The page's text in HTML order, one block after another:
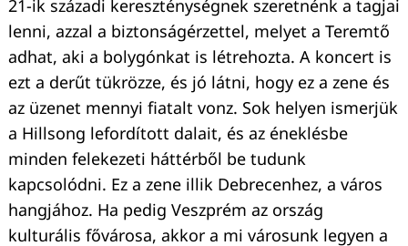
21-ik századi kereszténységnek szeretnénk a tagjai
lenni, azzal a biztonságérzettel, melyet a Teremtő
adhat, aki a bolygónkat is létrehozta. A koncert is
ezt a derűt tükrözze, és jó látni, hogy ez a zene és
az üzenet mennyi fiatalt vonz. Sok helyen ismerjük
a Hillsong lefordított dalait, és az éneklésbe
minden felekezeti háttérből be tudunk
kapcsolódni. Ez a zene illik Debrecenhez, a város
hangjához. Ha pedig Veszprém az ország
kulturális fővárosa, akkor a mi városunk legyen a
Keresés: